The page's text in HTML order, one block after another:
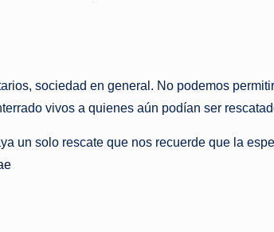
sociedad en general. No podemos
vivos a quienes aún podían ser
un solo rescate que nos recuerde que la